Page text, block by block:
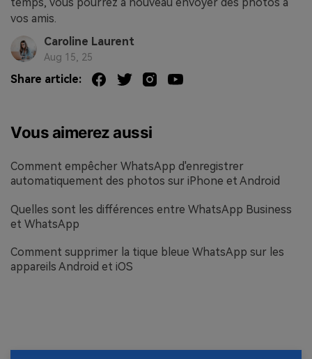
vos amis.
Caroline Laurent
Aug 15, 25
Share article:
Vous aimerez aussi
Comment empêcher WhatsApp d'enregistrer
automatiquement des photos sur iPhone et Android
Quelles sont les différences entre WhatsApp Business
et WhatsApp
Comment supprimer la tique bleue WhatsApp sur les
appareils Android et iOS